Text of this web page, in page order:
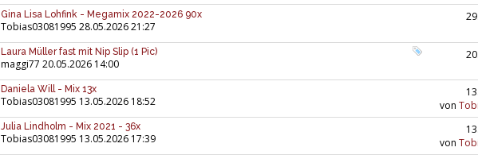
Gina Lisa Lohfink - Megamix 2022-2026 90x
Tobias03081995 28.05.2026 21:27
Laura Müller fast mit Nip Slip (1 Pic)
maggi77 20.05.2026 14:00
Daniela Will - Mix 13x
Tobias03081995 13.05.2026 18:52
von
Julia Lindholm - Mix 2021 - 36x
Tobias03081995 13.05.2026 17:39
von